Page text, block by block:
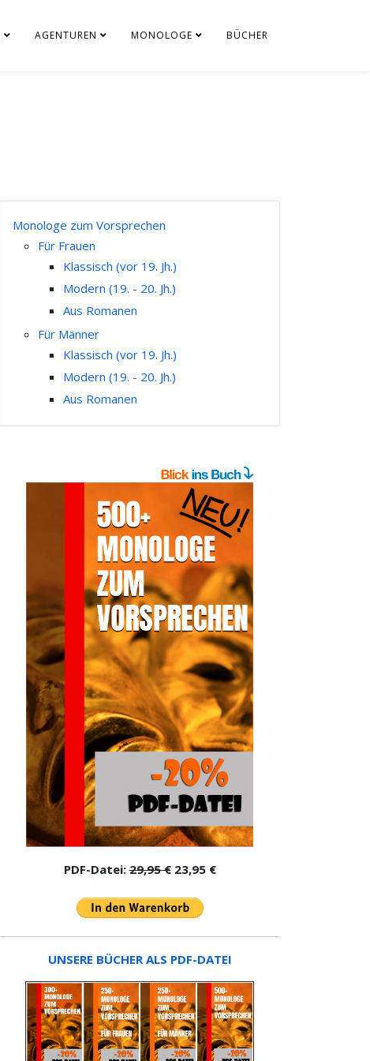
AGENTUREN MONOLOGE BÜCHER
Monologe zum Vorsprechen
Für Frauen
Klassisch (vor 19. Jh.)
Modern (19. - 20. Jh.)
Aus Romanen
Für Männer
Klassisch (vor 19. Jh.)
Modern (19. - 20. Jh.)
Aus Romanen
PDF-Datei:29,95 €23,95 €
UNSERE BÜCHER ALS PDF-DATEI